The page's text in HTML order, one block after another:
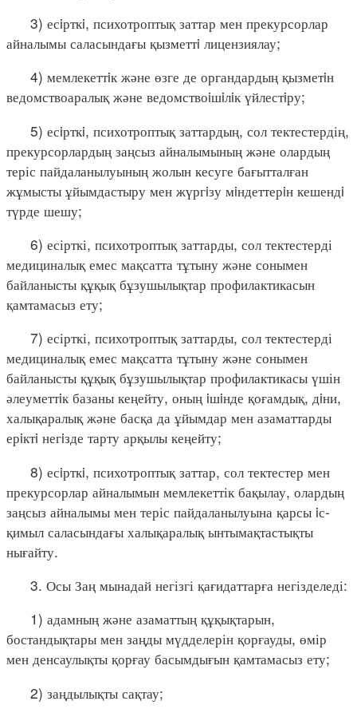
3) есiрткi, психотроптық заттар мен прекурсорлар
айналымы саласындағы қызметтi лицензиялау;
4) мемлекеттiк және өзге де органдардың қызметiн
ведомствоаралық және ведомствоiшiлiк үйлестiру;
5) есiрткi, психотроптық заттардың, сол тектестердің,
прекурсорлардың заңсыз айналымының және олардың
теріс пайдаланылуының жолын кесуге бағытталған
жұмысты ұйымдастыру мен жүргiзу мiндеттерiн кешендi
түрде шешу;
6) есірткі, психотроптық заттарды, сол тектестерді
медициналық емес мақсатта тұтыну және сонымен
байланысты құқық бұзушылықтар профилактикасын
қамтамасыз ету;
7) есірткі, психотроптық заттарды, сол тектестерді
медициналық емес мақсатта тұтыну және сонымен
байланысты құқық бұзушылықтар профилактикасы үшін
әлеуметтiк базаны кеңейту, оның iшiнде қоғамдық, дiни,
халықаралық және басқа да ұйымдар мен азаматтарды
ерiктi негiзде тарту арқылы кеңейту;
8) есiрткi, психотроптық заттар, сол тектестер мен
прекурсорлар айналымын мемлекеттік бақылау, олардың
заңсыз айналымы мен теріс пайдаланылуына қарсы iс-
қимыл саласындағы халықаралық ынтымақтастықты
нығайту.
3. Осы Заң мынадай негізгі қағидаттарға негізделеді:
1) адамның және азаматтың құқықтарын,
бостандықтары мен заңды мүдделерін қорғауды, өмір
мен денсаулықты қорғау басымдығын қамтамасыз ету;
2) заңдылықты сақтау;